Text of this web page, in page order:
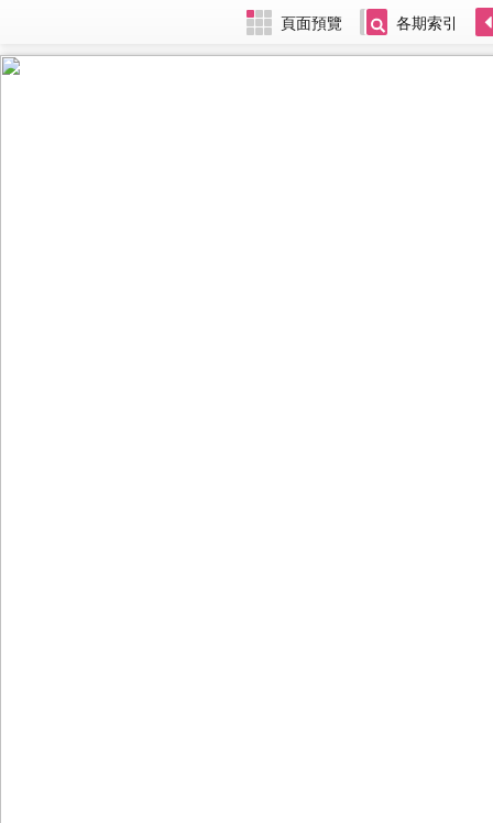
頁面預覽 各期索引